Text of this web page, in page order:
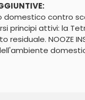
contro
principi attivi: la
residuale. NOOZE